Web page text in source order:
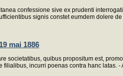
confessione sive ex prudenti
signis constet eumdem dolere
mai 1886
societatibus, quibus propositum est,
incurri poenas contra hanc latas. -